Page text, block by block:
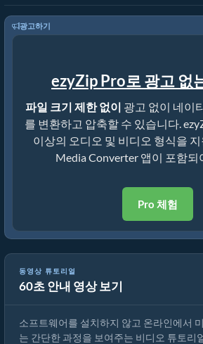
광고하기
ezyZip Pro로 광고 없
파일 크기 제한 없이 광고 없이 네이
를 변환하고 압축할 수 있습니다.
이상의 오디오 및 비디오 형식을
Media Converter 앱이 포함되
Pro 체험
동영상 튜토리얼
60초 안내 영상 보기
미디어 파일 변환 방법
소프트웨어를 설치하지 않고 온라인에서
는 간단한 과정을 보여주는 비디오 튜토리